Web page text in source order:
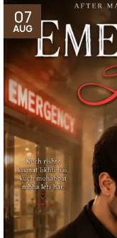
07
AUG